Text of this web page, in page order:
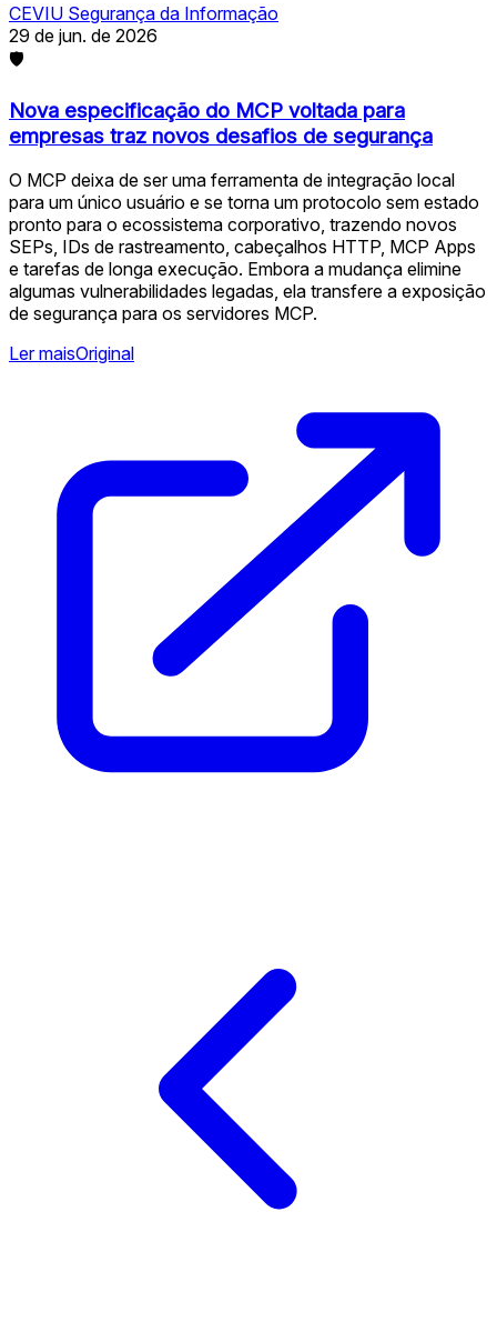
CEVIU Segurança da Informação
29 de jun. de 2026
🛡
Nova especificação do MCP voltada para
empresas traz novos desafios de segurança
O MCP deixa de ser uma ferramenta de integração local
para um único usuário e se torna um protocolo sem estado
pronto para o ecossistema corporativo, trazendo novos
SEPs, IDs de rastreamento, cabeçalhos HTTP, MCP Apps
e tarefas de longa execução. Embora a mudança elimine
algumas vulnerabilidades legadas, ela transfere a exposição
de segurança para os servidores MCP.
Ler maisOriginal